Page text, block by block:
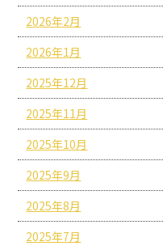
2026年2月
2026年1月
2025年12月
2025年11月
2025年10月
2025年9月
2025年8月
2025年7月